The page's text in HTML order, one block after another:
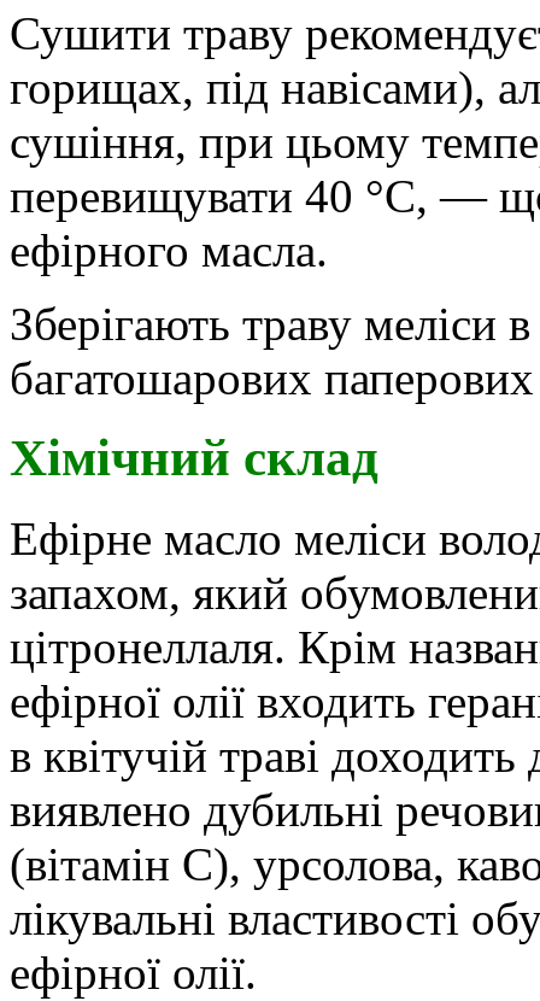
Сушити траву
горищах, під навісами),
сушіння, при цьому
перевищувати 40 °C, —
ефірного масла.
Зберігають траву меліси
багатошарових
Хімічний склад
Ефірне масло меліси
запахом, який
цітронеллаля. Крім
ефірної олії входить
в квітучій траві
виявлено дубильні
(вітамін C), урсолова,
лікувальні властивості
ефірної олії.